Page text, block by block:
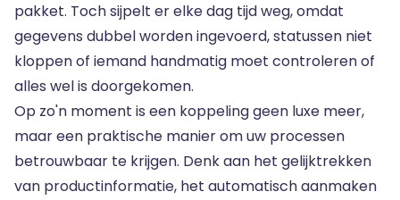
pakket. Toch sijpelt er elke dag tijd weg, omdat
gegevens dubbel worden ingevoerd, statussen niet
kloppen of iemand handmatig moet controleren of
alles wel is doorgekomen.
Op zo'n moment is een koppeling geen luxe meer,
maar een praktische manier om uw processen
betrouwbaar te krijgen. Denk aan het gelijktrekken
van productinformatie, het automatisch aanmaken